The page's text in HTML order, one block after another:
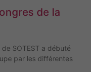
de la
SOTEST a débuté
par les différentes